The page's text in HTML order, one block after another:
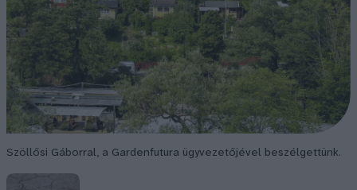
Szöllősi Gáborral, a Gardenfutura ügyvezetőjével beszélgettünk.